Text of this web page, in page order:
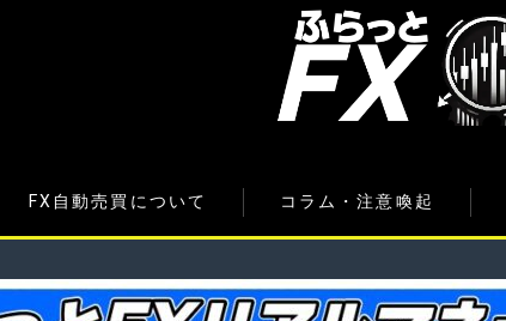
FX自動売買について
初心者向け記事
コラム・注意喚起